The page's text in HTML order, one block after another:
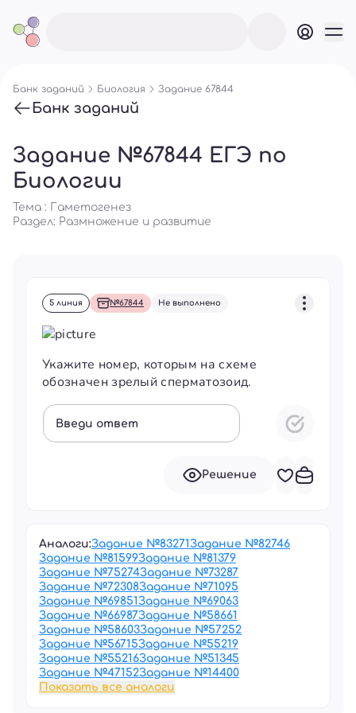
Банк заданий Биология Задание 67844
Банк заданий
Задание №67844 ЕГЭ по
Биологии
Тема : Гаметогенез
Раздел: Размножение и развитие
5 линия №67844 Не выполнено
Укажите номер, которым на схеме
обозначен зрелый сперматозоид.
Введи ответ
Решение
Аналоги:Задание №83271Задание №82746
Задание №81599Задание №81379
Задание №75274Задание №73287
Задание №72308Задание №71095
Задание №69851Задание №69063
Задание №66987Задание №58661
Задание №58603Задание №57252
Задание №56715Задание №55219
Задание №55216Задание №51345
Задание №47152Задание №14400
Показать все аналоги